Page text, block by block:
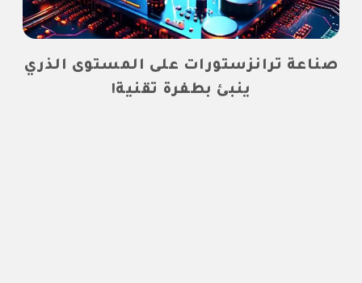
صناعة ترانزستورات على المستوى الذري
ينبئ بطفرة تقنية!